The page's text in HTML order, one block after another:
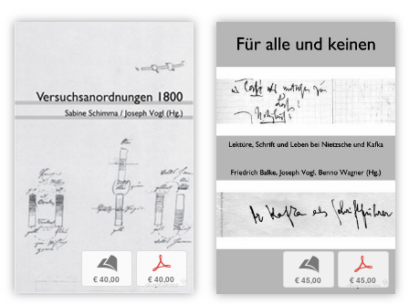
b
€ 40,00
p
€ 40,00
b
€ 45,00
p
€ 45,00